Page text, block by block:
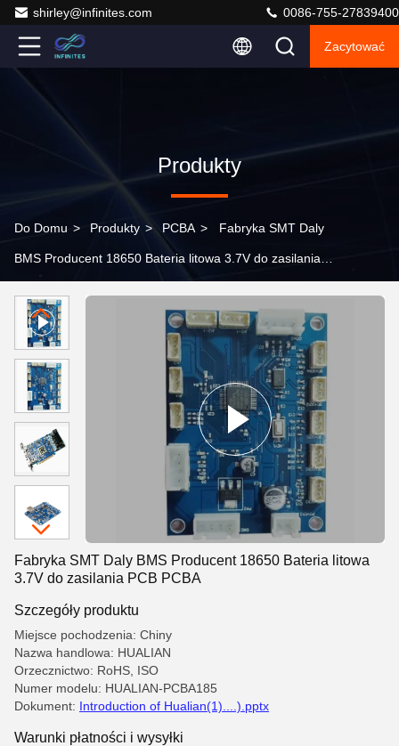
shirley@infinites.com 0086-755-27839400
Zacytować
Produkty
Do Domu > Produkty > PCBA > Fabryka SMT Daly
BMS Producent 18650 Bateria litowa 3.7V do zasilania
Fabryka SMT Daly BMS Producent 18650 Bateria litowa
3.7V do zasilania PCB PCBA
Szczegóły produktu
Miejsce pochodzenia: Chiny
Nazwa handlowa: HUALIAN
Orzecznictwo: RoHS, ISO
Numer modelu: HUALIAN-PCBA185
Dokument: Introduction of Hualian(1)....).pptx
Warunki płatności i wysyłki